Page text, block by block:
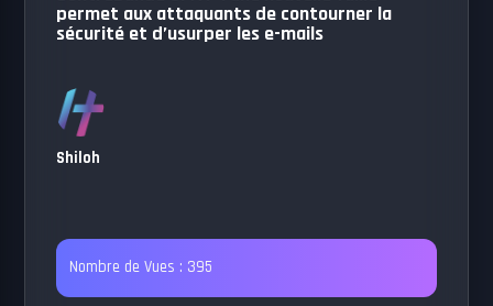
permet aux attaquants de contourner la
sécurité et d’usurper les e-mails
Shiloh
Nombre de Vues : 395